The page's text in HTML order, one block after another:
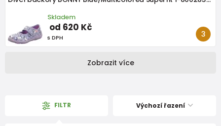
Skladem
od 620 Kč
s DPH
Zobrazit více
FILTR Výchozí řazení